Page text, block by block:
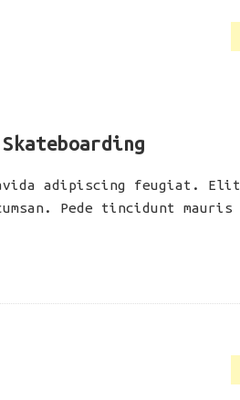
adipiscing feugiat. Elit
Pede tincidunt mauris